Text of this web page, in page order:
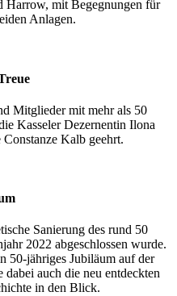
Harrow, mit Begegnungen für
Anlagen.
Mitglieder mit mehr als 50
Kasseler Dezernentin Ilona
Kalb geehrt.
Sanierung des rund 50
2022 abgeschlossen wurde.
50-jähriges Jubiläum auf der
auch die neu entdeckten
in den Blick.